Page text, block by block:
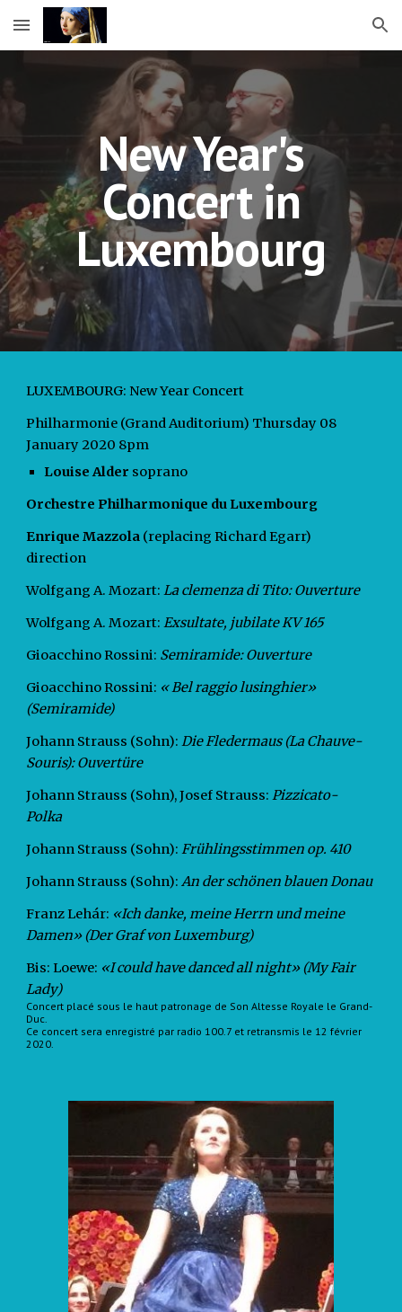
Skip to main content Skip to navigation
New Year's
Concert in
Luxembourg
LUXEMBOURG: New Year Concert
Philharmonie (Grand Auditorium) Thursday 08
January 2020 8pm
Louise Alder soprano
Orchestre Philharmonique du Luxembourg
Enrique Mazzola (replacing Richard Egarr)
direction
Wolfgang A. Mozart:La clemenza di Tito: Ouverture
Wolfgang A. Mozart:Exsultate, jubilate KV 165
Gioacchino Rossini: Semiramide: Ouverture
Gioacchino Rossini: « Bel raggio lusinghier»
(Semiramide)
Johann Strauss (Sohn):Die Fledermaus (La Chauve-
Souris): Ouvertüre
Johann Strauss (Sohn), Josef Strauss:Pizzicato-
Polka
Johann Strauss (Sohn):Frühlingsstimmen op. 410
Johann Strauss (Sohn):An der schönen blauen Donau
Franz Lehár: «Ich danke, meine Herrn und meine
Damen» (Der Graf von Luxemburg)
Bis: Loewe: «I could have danced all night» (My Fair
Lady)
Concert placé sous le haut patronage de Son Altesse Royale le Grand-
Duc.
Ce concert sera enregistré par radio 100.7 et retransmis le 12 février
2020.